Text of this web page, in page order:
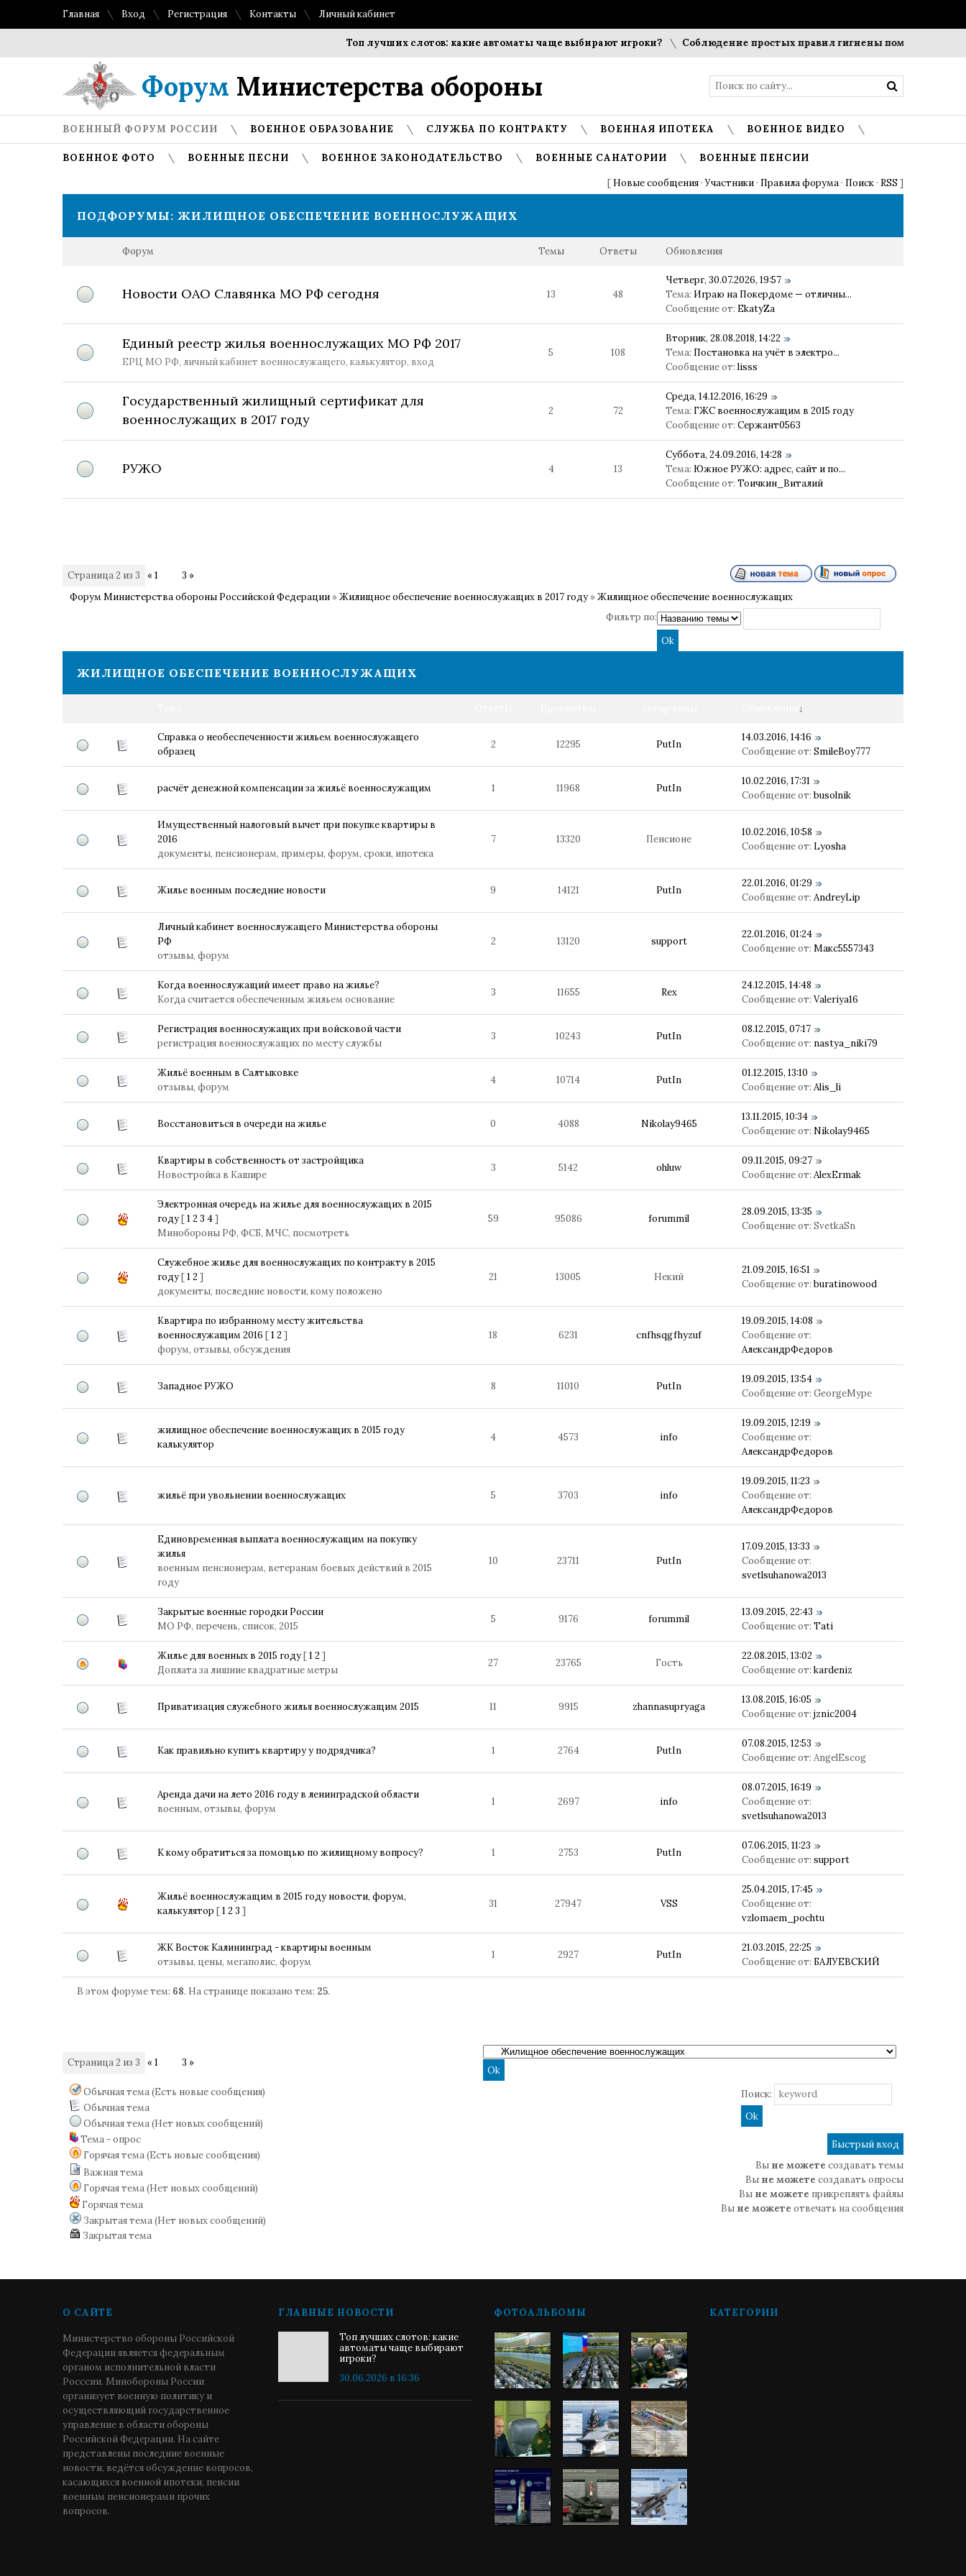
Главная Вход Регистрация Контакты Личный кабинет
Топ лучших слотов: какие автоматы чаще выбирают игроки? Соблюдение простых правил гигиены помогает сохранить
Форум Министерства обороны
ВОЕННЫЙ ФОРУМ РОССИИ ВОЕННОЕ ОБРАЗОВАНИЕ СЛУЖБА ПО КОНТРАКТУ ВОЕННАЯ ИПОТЕКА ВОЕННОЕ ВИДЕО
ВОЕННОЕ ФОТО ВОЕННЫЕ ПЕСНИ ВОЕННОЕ ЗАКОНОДАТЕЛЬСТВО ВОЕННЫЕ САНАТОРИИ ВОЕННЫЕ ПЕНСИИ
[ Новые сообщения ·Участники · Правила форума · Поиск · RSS ]
ПОДФОРУМЫ: ЖИЛИЩНОЕ ОБЕСПЕЧЕНИЕ ВОЕННОСЛУЖАЩИХ
Форум Темы Ответы Обновления
Новости ОАО Славянка МО РФ сегодня 13 48
Четверг, 30.07.2026, 19:57
Тема: Играю на Покердоме — отличны...
Сообщение от: EkatyZa
Единый реестр жилья военнослужащих МО РФ 2017
ЕРЦ МО РФ, личный кабинет военнослужащего, калькулятор, вход
5 108
Вторник, 28.08.2018, 14:22
Тема: Постановка на учёт в электро...
Сообщение от: lisss
Государственный жилищный сертификат для
военнослужащих в 2017 году
2 72
Среда, 14.12.2016, 16:29
Тема: ГЖС военнослужащим в 2015 году
Сообщение от: Сержант0563
РУЖО 4 13
Суббота, 24.09.2016, 14:28
Тема: Южное РУЖО: адрес, сайт и по...
Сообщение от: Тоичкин_Виталий
Страница2 из 3 « 1 3 »
Форум Министерства обороны Российской Федерации »Жилищное обеспечение военнослужащих в 2017 году »Жилищное обеспечение военнослужащих
Фильтр по:
ЖИЛИЩНОЕ ОБЕСПЕЧЕНИЕ ВОЕННОСЛУЖАЩИХ
↓
Справка о необеспеченности жильем военнослужащего
образец
2 12295 PutIn
14.03.2016, 14:16
Сообщение от: SmileBoy777
расчёт денежной компенсации за жильё военнослужащим 1 11968 PutIn
10.02.2016, 17:31
Сообщение от: busolnik
Имущественный налоговый вычет при покупке квартиры в
2016
документы, пенсионерам, примеры, форум, сроки, ипотека
7 13320 Пенсионе
10.02.2016, 10:58
Сообщение от: Lyosha
Жилье военным последние новости 9 14121 PutIn
22.01.2016, 01:29
Сообщение от: AndreyLip
Личный кабинет военнослужащего Министерства обороны
РФ
отзывы, форум
2 13120 support
22.01.2016, 01:24
Сообщение от: Макс5557343
Когда военнослужащий имеет право на жилье?
Когда считается обеспеченным жильем основание
3 11655 Rex
24.12.2015, 14:48
Сообщение от: Valeriya16
Регистрация военнослужащих при войсковой части
регистрация военнослужащих по месту службы
3 10243 PutIn
08.12.2015, 07:17
Сообщение от: nastya_niki79
Жильё военным в Салтыковке
отзывы, форум
4 10714 PutIn
01.12.2015, 13:10
Сообщение от: Alis_li
Восстановиться в очереди на жилье 0 4088 Nikolay9465
13.11.2015, 10:34
Сообщение от: Nikolay9465
Квартиры в собственность от застройщика
Новостройка в Кашире
3 5142 ohluw
09.11.2015, 09:27
Сообщение от: AlexErmak
Электронная очередь на жилье для военнослужащих в 2015
году[1 2 3 4]
Минобороны РФ, ФСБ, МЧС, посмотреть
59 95086 forummil
28.09.2015, 13:35
Сообщение от: SvetkaSn
Служебное жилье для военнослужащих по контракту в 2015
году[1 2 ]
документы, последние новости, кому положено
21 13005 Некий
21.09.2015, 16:51
Сообщение от: buratinowood
Квартира по избранному месту жительства
военнослужащим 2016 [1 2 ]
форум, отзывы, обсуждения
18 6231 cnfhsqgfhyzuf
19.09.2015, 14:08
Сообщение от:
АлександрФедоров
Западное РУЖО 8 11010 PutIn
19.09.2015, 13:54
Сообщение от: GeorgeMype
жилищное обеспечение военнослужащих в 2015 году
калькулятор
4 4573 info
19.09.2015, 12:19
Сообщение от:
АлександрФедоров
жильё при увольнении военнослужащих 5 3703 info
19.09.2015, 11:23
Сообщение от:
АлександрФедоров
Единовременная выплата военнослужащим на покупку
жилья
военным пенсионерам, ветеранам боевых действий в 2015
году
10 23711 PutIn
17.09.2015, 13:33
Сообщение от:
svetlsuhanowa2013
Закрытые военные городки России
МО РФ, перечень, список, 2015
5 9176 forummil
13.09.2015, 22:43
Сообщение от: Tati
Жилье для военных в 2015 году[1 2 ]
Доплата за лишние квадратные метры
27 23765 Гость
22.08.2015, 13:02
Сообщение от: kardeniz
Приватизация служебного жилья военнослужащим 2015 11 9915 zhannasupryaga
13.08.2015, 16:05
Сообщение от: jznic2004
Как правильно купить квартиру у подрядчика? 1 2764 PutIn
07.08.2015, 12:53
Сообщение от: AngelEscog
Аренда дачи на лето 2016 году в ленинградской области
военным, отзывы, форум
1 2697 info
08.07.2015, 16:19
Сообщение от:
svetlsuhanowa2013
К кому обратиться за помощью по жилищному вопросу? 1 2753 PutIn
07.06.2015, 11:23
Сообщение от: support
Жильё военнослужащим в 2015 году новости, форум,
калькулятор [1 2 3 ]
31 27947 VSS
25.04.2015, 17:45
Сообщение от:
vzlomaem_pochtu
ЖК Восток Калининград - квартиры военным
отзывы, цены, мегаполис, форум
1 2927 PutIn
21.03.2015, 22:25
Сообщение от: БАЛУЕВСКИЙ
В этом форуме тем: 68. На странице показано тем: 25.
Страница2 из 3 « 1 3 »
Обычная тема (Есть новые сообщения)
Обычная тема
Обычная тема (Нет новых сообщений)
Тема - опрос
Горячая тема (Есть новые сообщения)
Важная тема
Горячая тема (Нет новых сообщений)
Горячая тема
Закрытая тема (Нет новых сообщений)
Закрытая тема
Поиск:
Вы не можете создавать темы
Вы не можете создавать опросы
Вы не можете прикреплять файлы
Вы не можете отвечать на сообщения
О САЙТЕ
Министерство обороны Российской
Федерации является федеральным
органом исполнительной власти
Росссии. Минобороны России
организует военную политику и
осуществляющий государственное
управление в области обороны
Российской Федерации. На сайте
представлены последние военные
новости, ведётся обсуждение вопросов,
касающихся военной ипотеки, пенсии
военным пенсионерами прочих
вопросов.
ГЛАВНЫЕ НОВОСТИ
Топ лучших слотов: какие
автоматы чаще выбирают
игроки?
30.06.2026 в 16:36
ФОТОАЛЬБОМЫ КАТЕГОРИИ